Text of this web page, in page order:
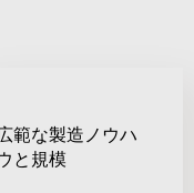
範な製造ノウハ
と規模